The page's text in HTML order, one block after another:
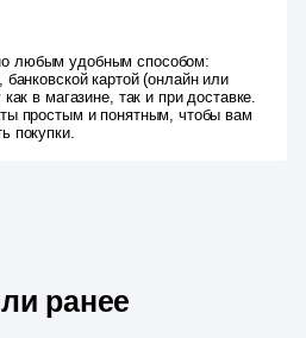
любым удобным способом:
картой (онлайн или
в магазине, так и при доставке.
простым и понятным, чтобы вам
покупки.
ранее